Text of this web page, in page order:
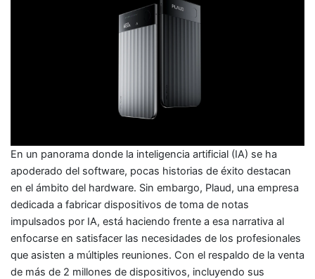
En un panorama donde la inteligencia artificial (IA) se ha
apoderado del software, pocas historias de éxito destacan
en el ámbito del hardware. Sin embargo, Plaud, una empresa
dedicada a fabricar dispositivos de toma de notas
impulsados por IA, está haciendo frente a esa narrativa al
enfocarse en satisfacer las necesidades de los profesionales
que asisten a múltiples reuniones. Con el respaldo de la venta
de más de 2 millones de dispositivos, incluyendo sus